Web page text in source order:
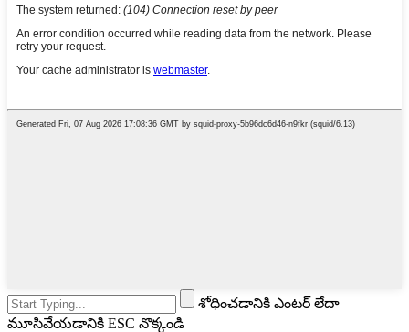
శోధించడానికి ఎంటర్ లేదా
మూసివేయడానికి ESC నొక్కండి